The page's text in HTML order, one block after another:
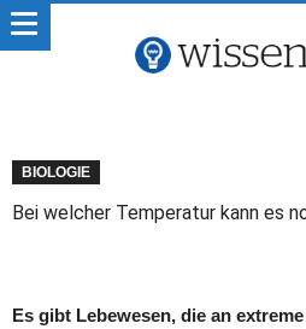
BIOLOGIE
Bei welcher Temperatur kann es
Es gibt Lebewesen, die an